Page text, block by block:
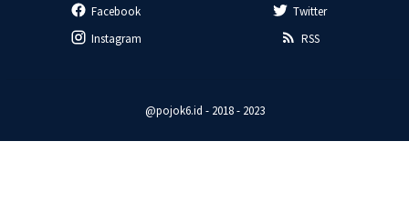
Facebook
Twitter
Instagram
RSS
@pojok6.id - 2018 - 2023